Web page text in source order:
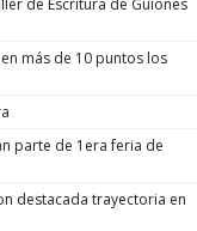
de Escritura de Guiones
más de 10 puntos los
parte de 1era feria de
destacada trayectoria en